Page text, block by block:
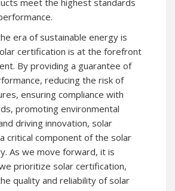
meet the highest standards
era of sustainable energy is
certification is at the forefront
By providing a guarantee of
reducing the risk of
ensuring compliance with
promoting environmental
driving innovation, solar
critical component of the solar
As we move forward, it is
prioritize solar certification,
quality and reliability of solar